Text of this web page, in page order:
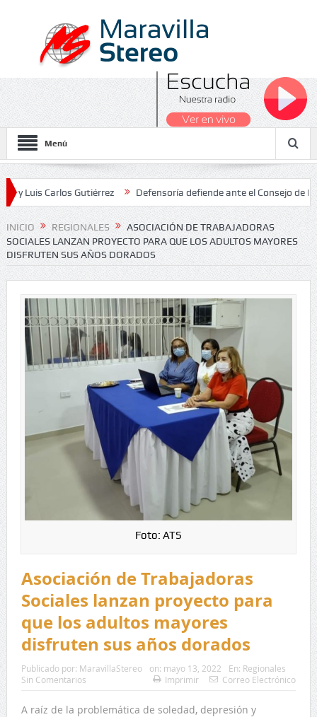
Menú
Gutiérrez Defensoría defiende ante el Consejo de Estado el
2026
INICIO REGIONALES
ASOCIACIÓN DE TRABAJADORAS
SOCIALES LANZAN PROYECTO PARA QUE LOS ADULTOS MAYORES
DISFRUTEN SUS AÑOS DORADOS
Foto: ATS
Asociación de Trabajadoras
Sociales lanzan proyecto para
que los adultos mayores
disfruten sus años dorados
Publicado por: MaravillaStereo on: mayo 13, 2022 En: Regionales
Sin Comentarios
Imprimir Correo Electrónico
A raíz de la problemática de soledad, depresión y